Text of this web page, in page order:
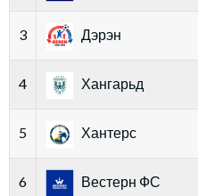
3 Дэрэн
4 Хангарьд
5 Хантерс
6 Вестерн ФС